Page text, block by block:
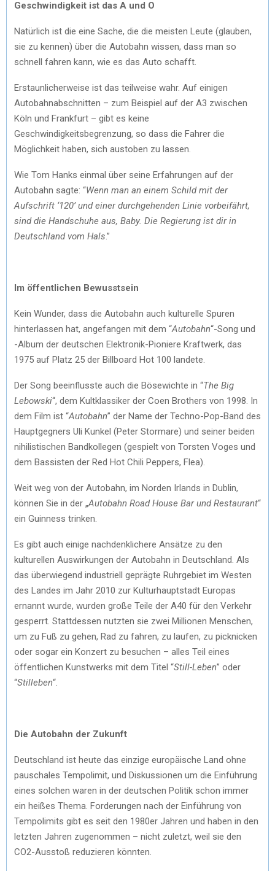
Geschwindigkeit ist das A und O
Natürlich ist die eine Sache, die die meisten Leute (glauben,
sie zu kennen) über die Autobahn wissen, dass man so
schnell fahren kann, wie es das Auto schafft.
Erstaunlicherweise ist das teilweise wahr. Auf einigen
Autobahnabschnitten – zum Beispiel auf der A3 zwischen
Köln und Frankfurt – gibt es keine
Geschwindigkeitsbegrenzung, so dass die Fahrer die
Möglichkeit haben, sich austoben zu lassen.
Wie Tom Hanks einmal über seine Erfahrungen auf der
Autobahn sagte: “Wenn man an einem Schild mit der
Aufschrift ‘120’ und einer durchgehenden Linie vorbeifährt,
sind die Handschuhe aus, Baby. Die Regierung ist dir in
Deutschland vom Hals.”
Im öffentlichen Bewusstsein
Kein Wunder, dass die Autobahn auch kulturelle Spuren
hinterlassen hat, angefangen mit dem “Autobahn“-Song und
-Album der deutschen Elektronik-Pioniere Kraftwerk, das
1975 auf Platz 25 der Billboard Hot 100 landete.
Der Song beeinflusste auch die Bösewichte in “The Big
Lebowski“, dem Kultklassiker der Coen Brothers von 1998. In
dem Film ist “Autobahn” der Name der Techno-Pop-Band des
Hauptgegners Uli Kunkel (Peter Stormare) und seiner beiden
nihilistischen Bandkollegen (gespielt von Torsten Voges und
dem Bassisten der Red Hot Chili Peppers, Flea).
Weit weg von der Autobahn, im Norden Irlands in Dublin,
können Sie in der „Autobahn Road House Bar und Restaurant“
ein Guinness trinken.
Es gibt auch einige nachdenklichere Ansätze zu den
kulturellen Auswirkungen der Autobahn in Deutschland. Als
das überwiegend industriell geprägte Ruhrgebiet im Westen
des Landes im Jahr 2010 zur Kulturhauptstadt Europas
ernannt wurde, wurden große Teile der A40 für den Verkehr
gesperrt. Stattdessen nutzten sie zwei Millionen Menschen,
um zu Fuß zu gehen, Rad zu fahren, zu laufen, zu picknicken
oder sogar ein Konzert zu besuchen – alles Teil eines
öffentlichen Kunstwerks mit dem Titel “Still-Leben” oder
“Stilleben“.
Die Autobahn der Zukunft
Deutschland ist heute das einzige europäische Land ohne
pauschales Tempolimit, und Diskussionen um die Einführung
eines solchen waren in der deutschen Politik schon immer
ein heißes Thema. Forderungen nach der Einführung von
Tempolimits gibt es seit den 1980er Jahren und haben in den
letzten Jahren zugenommen – nicht zuletzt, weil sie den
CO2-Ausstoß reduzieren könnten.